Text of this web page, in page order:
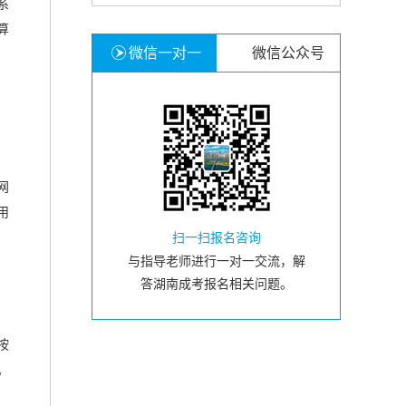
微信一对一 微信公众号
扫一扫报名咨询
与指导老师进行一对一交流，解
答湖南成考报名相关问题。